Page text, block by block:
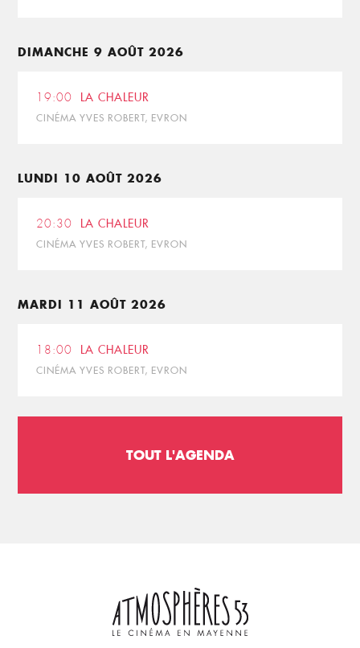
DIMANCHE 9 AOÛT 2026
19:00 LA CHALEUR
CINÉMA YVES ROBERT, EVRON
LUNDI 10 AOÛT 2026
20:30 LA CHALEUR
CINÉMA YVES ROBERT, EVRON
MARDI 11 AOÛT 2026
18:00 LA CHALEUR
CINÉMA YVES ROBERT, EVRON
TOUT L'AGENDA